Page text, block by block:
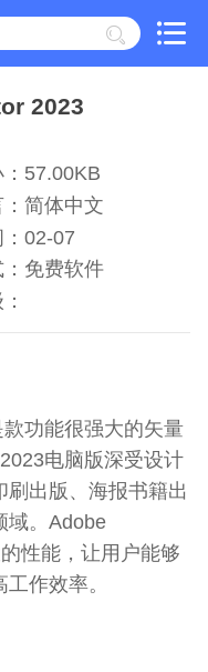
2023
57.00KB
简体中文
02-07
免费软件
功能很强大的矢量
电脑版深受设计
出版、海报书籍出
域。Adobe
性能，让用户能够
作效率。